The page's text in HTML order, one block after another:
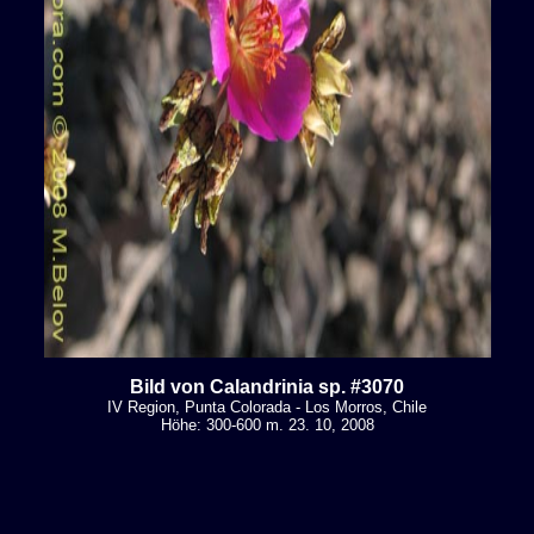
Bild von Calandrinia sp. #3070
IV Region, Punta Colorada - Los Morros, Chile
Höhe: 300-600 m. 23. 10, 2008